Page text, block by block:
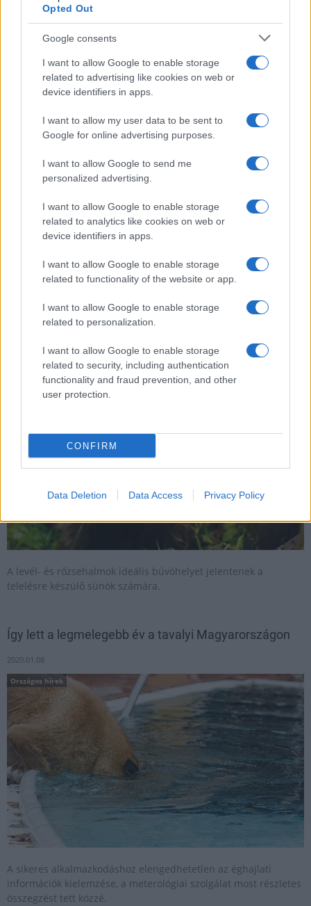
Opted Out
Google consents
I want to allow Google to enable storage
related to advertising like cookies on web or
device identifiers in apps.
I want to allow my user data to be sent to
Google for online advertising purposes.
I want to allow Google to send me
personalized advertising.
I want to allow Google to enable storage
related to analytics like cookies on web or
device identifiers in apps.
I want to allow Google to enable storage
related to functionality of the website or app.
I want to allow Google to enable storage
related to personalization.
I want to allow Google to enable storage
related to security, including authentication
functionality and fraud prevention, and other
user protection.
CONFIRM
Data Deletion Data Access Privacy Policy
2021.09.15
Nyolc fiatal írót díjaztak szerdán Budapesten a Regényes
természet című irodalmi pályázaton, amelyet az Aktív
Magyarországért Felelős Kormánybiztosi Iroda és a Magyar
Írószövetség írt ki ifjúsági regények írására a környezetvédelem,
a klímaváltozás és az aktív turizmus témájában.
Hamarosan téli álomban a sünök, óvatosan a
2020.11.03
Országos hírek
A levél- és rőzsehalmok ideális búvóhelyet jelentenek a
telelésre készülő sünök számára.
Így lett a legmelegebb év a tavalyi Magyarországon
2020.01.08
Országos hírek
A sikeres alkalmazkodáshoz elengedhetetlen az éghajlati
információk kielemzése, a meterológiai szolgálat most részletes
összegzést tett közzé.